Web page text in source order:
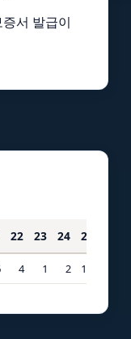
서 발급이
22 23 24 25
4 1 2 1.5